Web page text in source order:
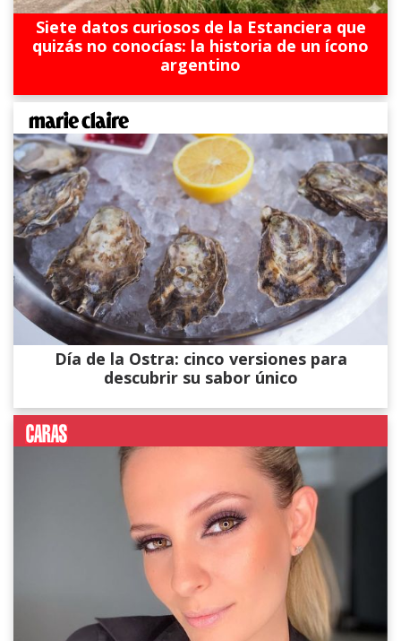
Siete datos curiosos de la Estanciera que
quizás no conocías: la historia de un ícono
argentino
Día de la Ostra: cinco versiones para
descubrir su sabor único